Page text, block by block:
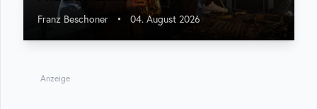
Franz Beschoner • 04. August 2026
Anzeige